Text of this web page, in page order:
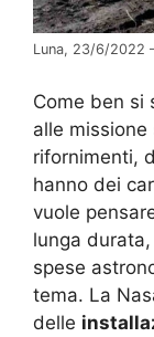
Luna, 23/6/2022
Come ben si
alle
rifornimenti,
hanno dei
vuole
lunga
spese
tema. La
delle